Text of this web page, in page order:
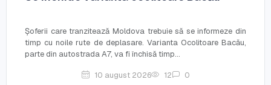
Șoferii care tranzitează Moldova trebuie să se informeze din
timp cu noile rute de deplasare. Varianta Ocolitoare Bacău,
parte din autostrada A7, va fi închisă timp...
10 august 2026 12 0